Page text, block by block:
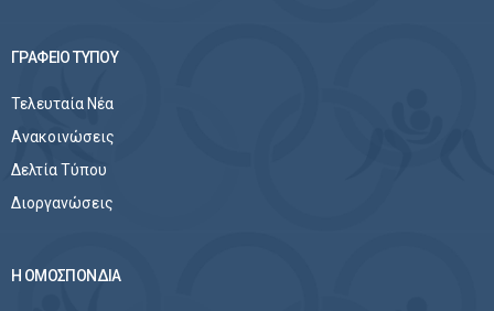
ΓΡΑΦΕΙΟ ΤΥΠΟΥ
Τελευταία Νέα
Ανακοινώσεις
Δελτία Τύπου
Διοργανώσεις
Η ΟΜΟΣΠΟΝΔΙΑ